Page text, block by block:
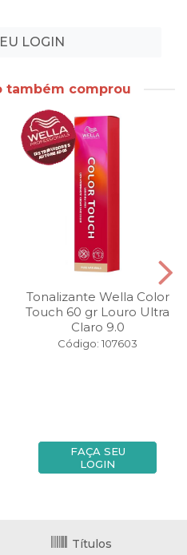
LOGIN
também comprou
Tonalizante Wella Color
Touch 60 gr Louro Ultra
Claro 9.0
Código: 107603
FAÇA SEU
LOGIN
Títulos